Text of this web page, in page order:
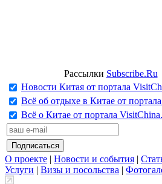
Рассылки Subscribe.Ru
Новости Китая от портала
Всё об отдыхе в Китае от
Всё о Китае от портала
О проекте | Новости и события |
Услуги | Визы и посольства |